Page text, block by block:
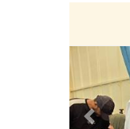
Previous